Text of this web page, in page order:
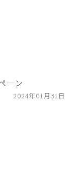
ーン
2024年01月31日